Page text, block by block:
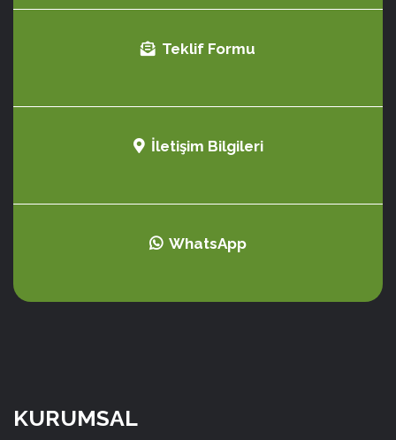
Teklif Formu
İletişim Bilgileri
WhatsApp
KURUMSAL